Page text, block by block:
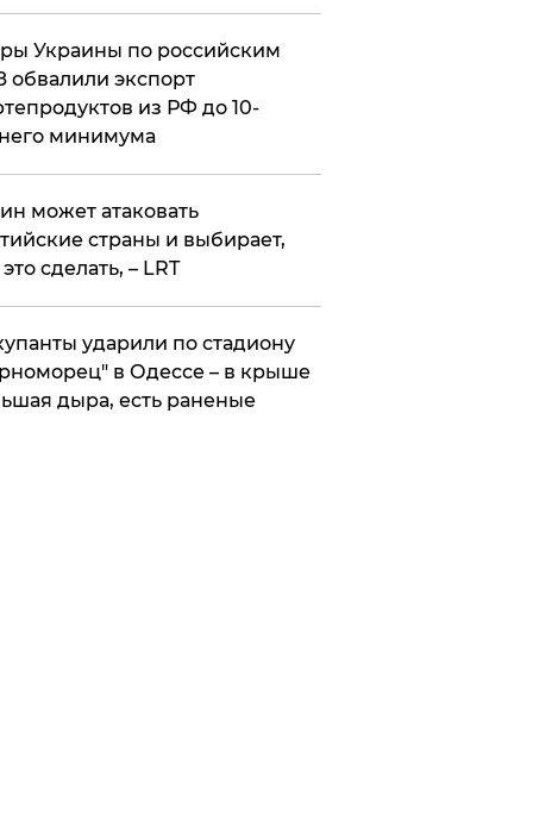
Украины по российским
обвалили экспорт
из РФ до 10-
минимума
может атаковать
страны и выбирает,
сделать, – LRT
ударили по стадиону
в Одессе – в крыше
дыра, есть раненые